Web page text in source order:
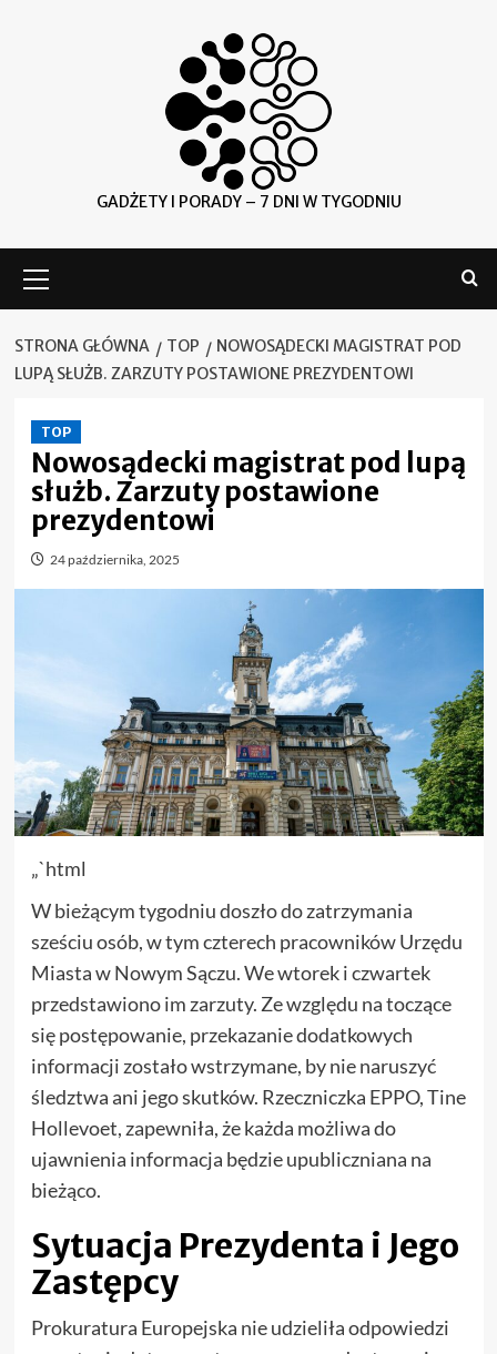
GADŻETY I PORADY – 7 DNI W TYGODNIU
główne
STRONA GŁÓWNA TOP
NOWOSĄDECKI MAGISTRAT POD
LUPĄ SŁUŻB. ZARZUTY POSTAWIONE PREZYDENTOWI
TOP
Nowosądecki magistrat pod lupą
służb. Zarzuty postawione
prezydentowi
24 października, 2025
„`html
W bieżącym tygodniu doszło do zatrzymania
sześciu osób, w tym czterech pracowników Urzędu
Miasta w Nowym Sączu. We wtorek i czwartek
przedstawiono im zarzuty. Ze względu na toczące
się postępowanie, przekazanie dodatkowych
informacji zostało wstrzymane, by nie naruszyć
śledztwa ani jego skutków. Rzeczniczka EPPO, Tine
Hollevoet, zapewniła, że każda możliwa do
ujawnienia informacja będzie upubliczniana na
bieżąco.
Sytuacja Prezydenta i Jego
Zastępcy
Prokuratura Europejska nie udzieliła odpowiedzi